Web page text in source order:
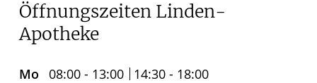
Öffnungszeiten Linden-
Apotheke
Mo 08:00 - 13:00
14:30 - 18:00